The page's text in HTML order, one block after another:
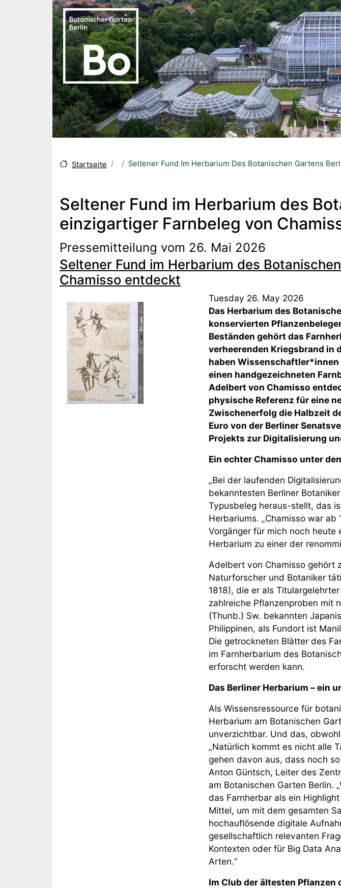
Skip to main content
Startseite Seltener Fund Im Herbarium Des Botanischen Gartens
Seltener Fund im Herbarium des
einzigartiger Farnbeleg von
Pressemitteilung vom 26. Mai 2026
Seltener Fund im Herbarium des
Chamisso entdeckt
Tuesday 26. May 2026
Das Herbarium des
konservierten
Beständen gehört das
verheerenden Kriegsbrand in
haben
einen handgezeichneten
Adelbert von Chamisso
physische Referenz für eine
Zwischenerfolg die Halbzeit
Euro von der Berliner
Projekts zur Digitalisierung
Ein echter Chamisso unter
„Bei der laufenden
bekanntesten Berliner
Typusbeleg heraus-stellt, das
Herbariums. „Chamisso war
Vorgänger für mich noch heute
Herbarium zu einer der
Adelbert von Chamisso gehört
Naturforscher und Botaniker
1818), die er als
zahlreiche Pflanzenproben mit
(Thunb.) Sw. bekannten
Philippinen, als Fundort ist
Die getrockneten Blätter des
im Farnherbarium des
erforscht werden kann.
Das Berliner Herbarium – ein
Als Wissensressource für
Herbarium am Botanischen
unverzichtbar. Und das,
„Natürlich kommt es nicht alle
gehen davon aus, dass noch
Anton Güntsch, Leiter des
am Botanischen Garten Berlin.
das Farnherbar als ein
Mittel, um mit dem gesamten
hochauflösende digitale
gesellschaftlich relevanten
Kontexten oder für Big Data
Arten.“
Im Club der ältesten Pflanzen